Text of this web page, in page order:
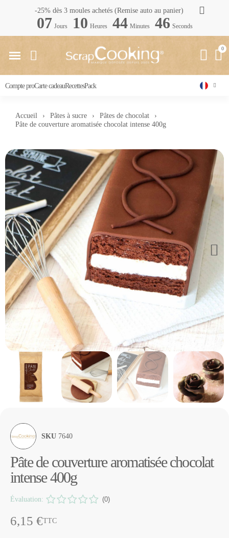
-25% dès 3 moules achetés (Remise auto au panier)
07 Jours 10 Heures 44 Minutes 45 Seconds
Compte proCarte cadeauRecettesPack
Accueil Pâtes à sucre
Pâtes de chocolat
Pâte de couverture aromatisée chocolat intense 400g
SKU 7640
Pâte de couverture aromatisée chocolat
intense 400g
Évaluation: (0)
6,15 €TTC